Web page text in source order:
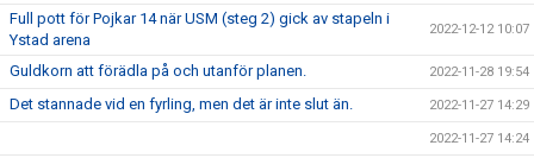
Full pott för Pojkar 14 när USM (steg 2) gick av stapeln i
Ystad arena
2022-12-12 10:07
Guldkorn att förädla på och utanför planen. 2022-11-28 19:54
Det stannade vid en fyrling, men det är inte slut än. 2022-11-27 14:29
2022-11-27 14:24